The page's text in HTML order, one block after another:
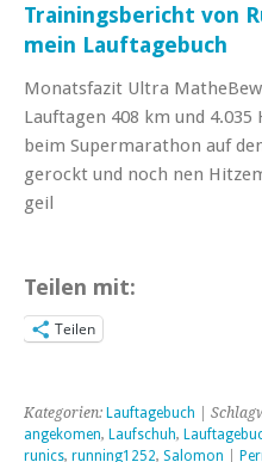
Trainingsbericht von
mein Lauftagebuch
Monatsfazit Ultra
Lauftagen 408 km und
beim Supermarathon auf
gerockt und noch nen
geil
Teilen mit:
Teilen
Kategorien: Lauftagebuch |
angekomen, Laufschuh,
runics, running1252, Salomon